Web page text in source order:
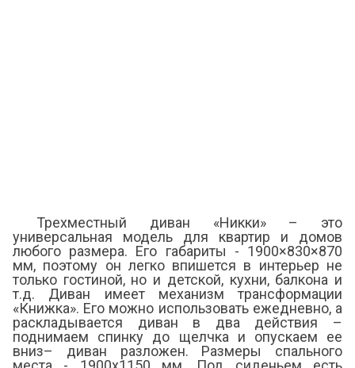
Трехместный диван «Никки» – это
универсальная модель для квартир и домов
любого размера. Его габариты - 1900×830×870
мм, поэтому он легко впишется в интерьер не
только гостиной, но и детской, кухни, балкона и
т.д. Диван имеет механизм трансформации
«Книжка». Его можно использовать ежедневно, а
раскладывается диван в два действия –
поднимаем спинку до щелчка и опускаем ее
вниз– диван разложен. Размеры спального